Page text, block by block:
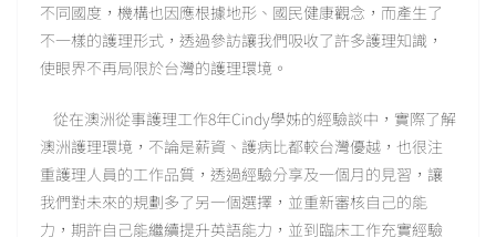
不同國度，機構也因應根據地形、國民健康觀念，而產生了
不一樣的護理形式，透過參訪讓我們吸收了許多護理知識，
使眼界不再局限於台灣的護理環境。
從在澳洲從事護理工作8年Cindy學姊的經驗談中，實際了解
澳洲護理環境，不論是薪資、護病比都較台灣優越，也很注
重護理人員的工作品質，透過經驗分享及一個月的見習，讓
我們對未來的規劃多了另一個選擇，並重新審核自己的能
力，期許自己能繼續提升英語能力，並到臨床工作充實經驗